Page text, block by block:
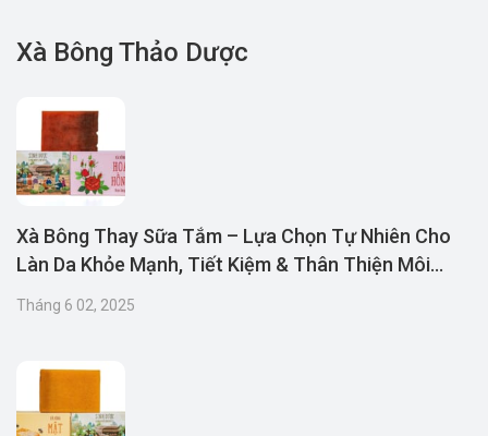
Xà Bông Thảo Dược
Xà Bông Thay Sữa Tắm – Lựa Chọn Tự Nhiên Cho
Làn Da Khỏe Mạnh, Tiết Kiệm & Thân Thiện Môi
Tháng 6 02, 2025